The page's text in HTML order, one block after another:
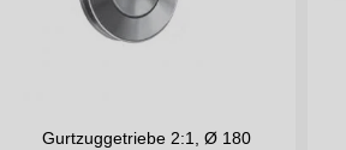
Gurtzuggetriebe 2:1, Ø 180